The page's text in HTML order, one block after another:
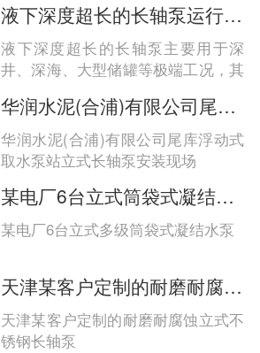
现液体的高效垂直输送；技术核心在
于分段式长轴结构、多级支承系统、
耐腐蚀材料与智能密封设计的协同优
化，以应对百米级液深带来的力学、
密封与耐久性挑战‌。
液下深度超长的长轴泵运行工况分析
液下深度超长的长轴泵主要用于深
井、深海、大型储罐等极端工况，其
设计、材料选型及系统匹配。综合来
看，‌超长液下深度（通常指超过30
米，可达80米至百米级）的长轴泵在
高扬程、耐腐蚀、抗振动和密封可靠
性方面面临更大挑战，需通过分段轴
系、多点支承、高性能材料与智能监
控协同保障长期稳定运行‌。
华润水泥(合浦)有限公司尾库浮动式取水泵站立式长轴泵安装现场
华润水泥(合浦)有限公司尾库浮动式
取水泵站立式长轴泵安装现场
某电厂6台立式筒袋式凝结水泵
某电厂6台立式多级筒袋式凝结水泵
天津某客户定制的耐磨耐腐蚀立式长轴泵
天津某客户定制的耐磨耐腐蚀立式不
锈钢长轴泵